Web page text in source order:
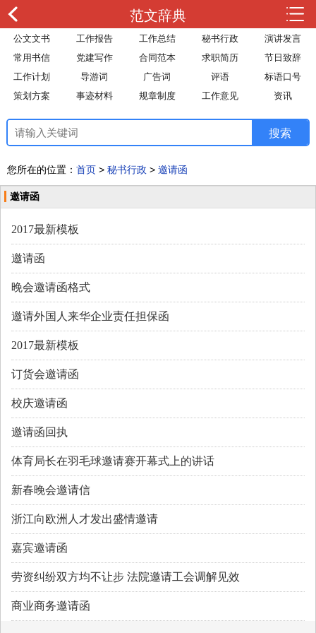
范文辞典
公文文书 工作报告 工作总结 秘书行政
演讲发言
常用书信
党建写作 合同范本 求职简历
节日致辞
工作计划
导游词 广告词 评语
标语口号
策划方案
事迹材料 规章制度 工作意见 资讯
您所在的位置： 首页 > 秘书行政 > 邀请函
邀请函
2017最新模板
邀请函
晚会邀请函格式
邀请外国人来华企业责任担保函
2017最新模板
订货会邀请函
校庆邀请函
邀请函回执
体育局长在羽毛球邀请赛开幕式上的讲话
新春晚会邀请信
浙江向欧洲人才发出盛情邀请
嘉宾邀请函
劳资纠纷双方均不让步 法院邀请工会调解见效
商业商务邀请函